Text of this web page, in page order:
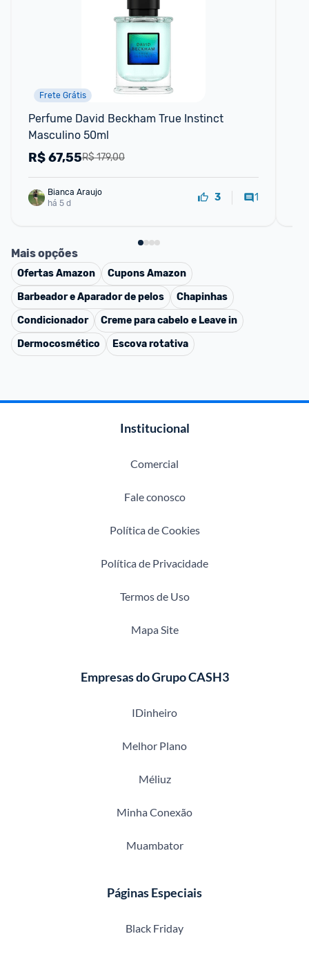
Frete Grátis
Perfume David Beckham True Instinct
Masculino 50ml
R$ 179,00
R$67,55
Bianca Araujo
há 5 d
3 1
Mais opções
OfertasAmazon CuponsAmazon
Barbeador e Aparador de pelos
Chapinhas
Condicionador
Creme para cabelo e Leave in
Dermocosmético
Escova rotativa
Institucional
Comercial
Fale conosco
Política de Cookies
Política de Privacidade
Termos de Uso
Mapa Site
Empresas do Grupo CASH3
IDinheiro
Melhor Plano
Méliuz
Minha Conexão
Muambator
Páginas Especiais
Black Friday